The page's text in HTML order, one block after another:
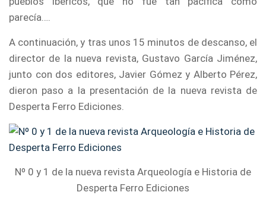
parecía….
A continuación, y tras unos 15 minutos de descanso, el
director de la nueva revista, Gustavo García Jiménez,
junto con dos editores, Javier Gómez y Alberto Pérez,
dieron paso a la presentación de la nueva revista de
Desperta Ferro Ediciones.
Nº 0 y 1 de la nueva revista Arqueología e Historia de
Desperta Ferro Ediciones